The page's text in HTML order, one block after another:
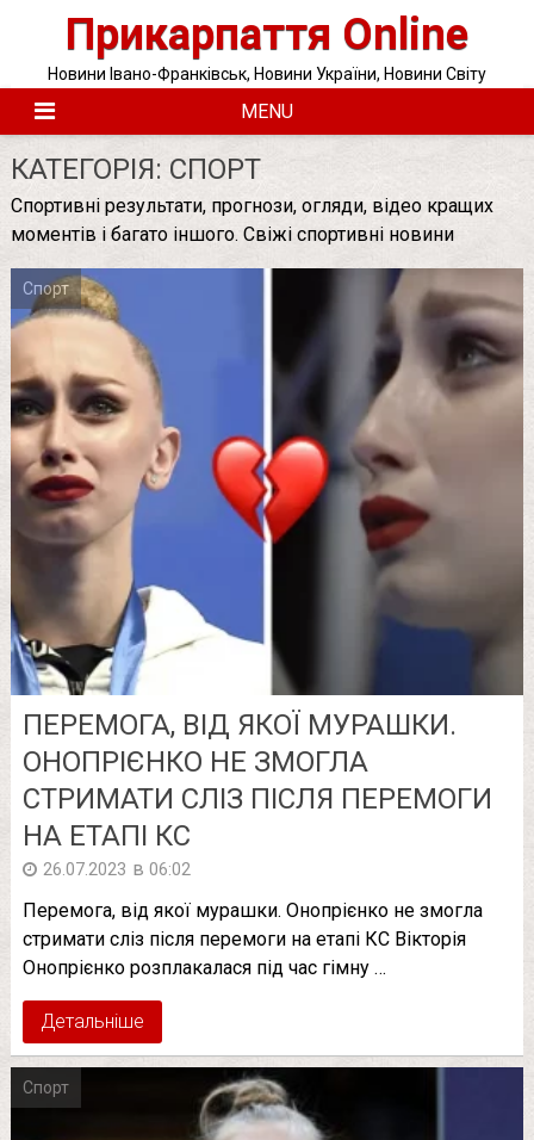
Прикарпаття Online
Новини Івано-Франківськ, Новини України, Новини Світу
MENU
КАТЕГОРІЯ: СПОРТ
Спортивні результати, прогнози, огляди, відео кращих
моментів і багато іншого. Свіжі спортивні новини
Спорт
ПЕРЕМОГА, ВІД ЯКОЇ МУРАШКИ.
ОНОПРІЄНКО НЕ ЗМОГЛА
СТРИМАТИ СЛІЗ ПІСЛЯ ПЕРЕМОГИ
НА ЕТАПІ КС
26.07.2023 в 06:02
Перемога, від якої мурашки. Онопрієнко не змогла
стримати сліз після перемоги на етапі КС Вікторія
Онопрієнко розплакалася під час гімну …
Детальніше
Спорт
Posts
pagination